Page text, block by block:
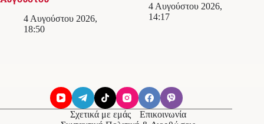
4 Αυγούστου 2026,
18:50
4 Αυγούστου 2026,
14:17
Σχετικά με εμάς
Επικοινωνία